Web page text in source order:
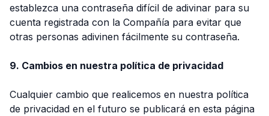
establezca una contraseña difícil de adivinar para su
cuenta registrada con la Compañía para evitar que
otras personas adivinen fácilmente su contraseña.
9. Cambios en nuestra política de privacidad
Cualquier cambio que realicemos en nuestra política
de privacidad en el futuro se publicará en esta página